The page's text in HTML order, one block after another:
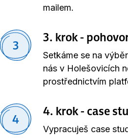
mailem.
3
3. krok -
Setkáme se na
nás v Holešovicích
prostřednictvím
4
4. krok - case
Vypracuješ case